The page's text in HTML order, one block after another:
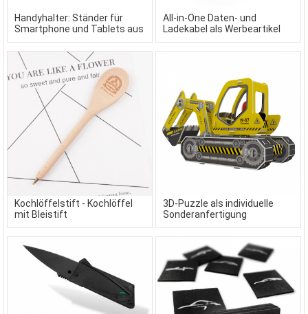
Handyhalter: Ständer für
Smartphone und Tablets aus
Holz
All-in-One Daten- und
Ladekabel als Werbeartikel
Kochlöffelstift - Kochlöffel
mit Bleistift
3D-Puzzle als individuelle
Sonderanfertigung